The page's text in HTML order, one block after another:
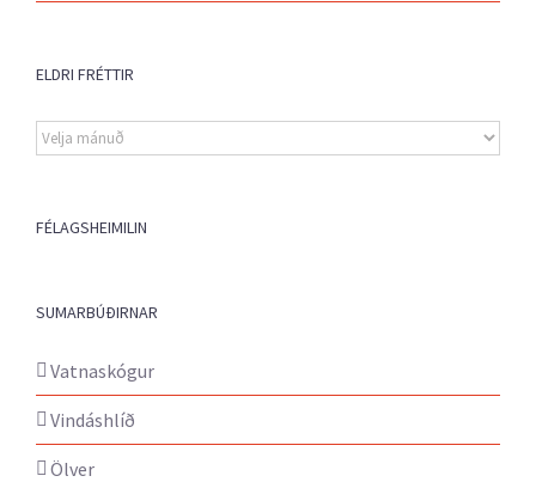
ELDRI FRÉTTIR
Eldri
fréttir
FÉLAGSHEIMILIN
SUMARBÚÐIRNAR
Vatnaskógur
Vindáshlíð
Ölver